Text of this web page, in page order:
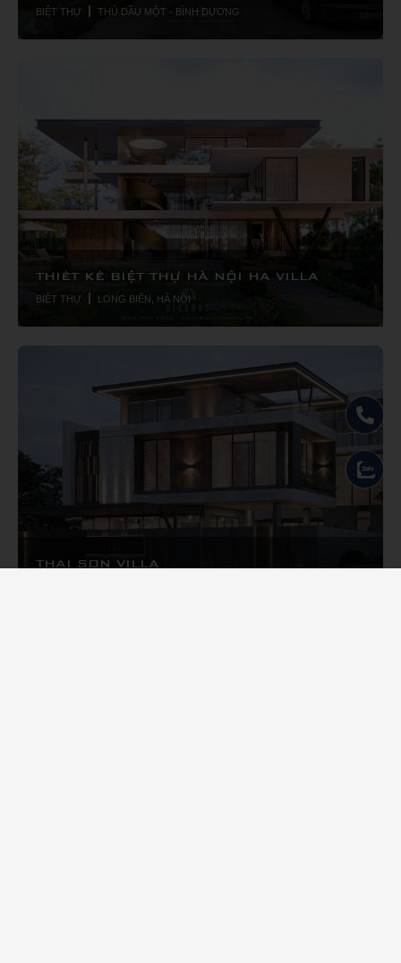
BIỆT THỰ THỦ DẦU MỘT - BÌNH DƯƠNG
THIẾT KẾ BIỆT THỰ HÀ NỘI HA VILLA
BIỆT THỰ LONG BIÊN, HÀ NỘI
THAI SON VILLA